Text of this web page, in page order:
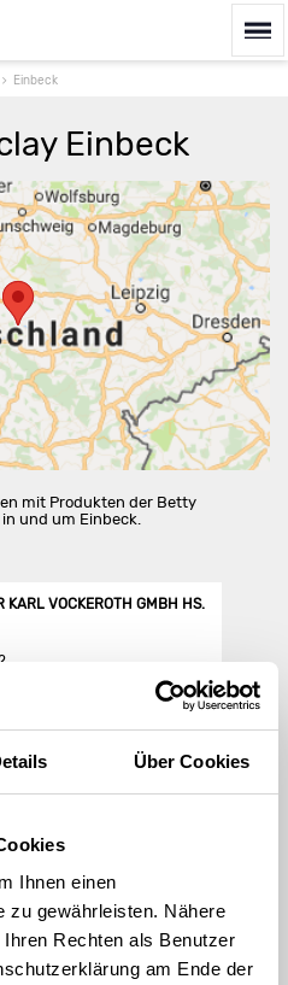
Über Cookies
Ihnen einen
zu gewährleisten. Nähere
Rechten als Benutzer
am Ende der
Einbeck
Einbeck
Route berechnen
mit Produkten der Betty
und um Einbeck.
KARL VOCKEROTH GMBH HS.
FINDEN